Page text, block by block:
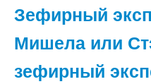
Зефирный
Мишела или
зефирный